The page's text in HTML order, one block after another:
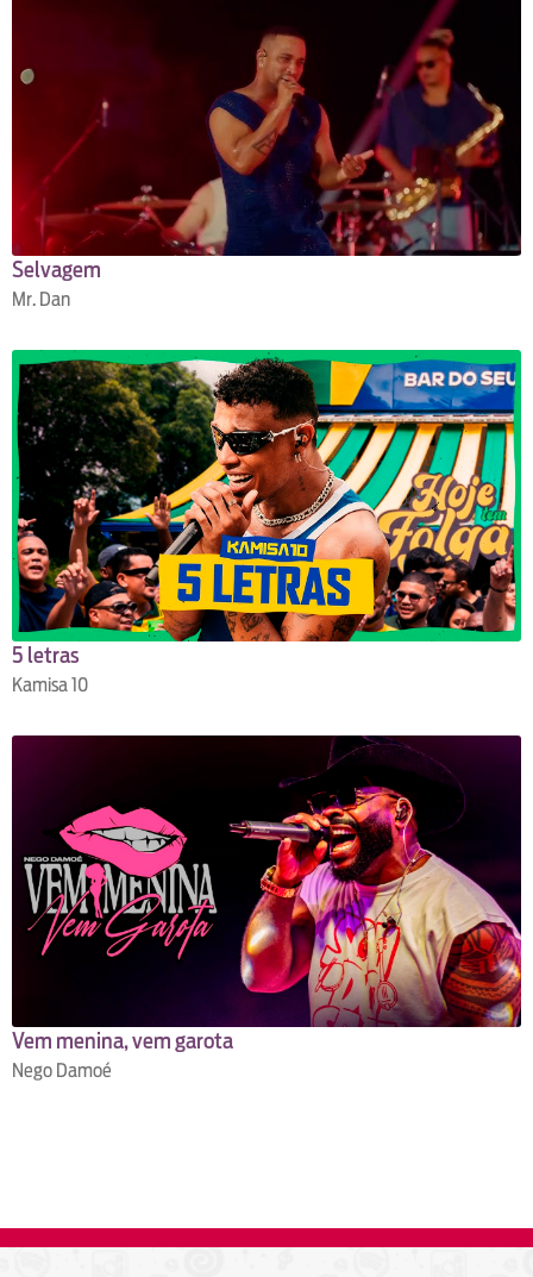
Selvagem
Mr. Dan
5 letras
Kamisa 10
Vem menina, vem garota
Nego Damoé